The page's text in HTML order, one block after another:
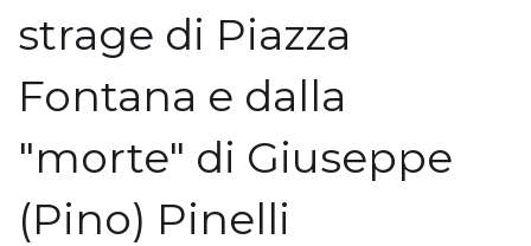
strage di Piazza
Fontana e dalla
"morte" di Giuseppe
(Pino) Pinelli